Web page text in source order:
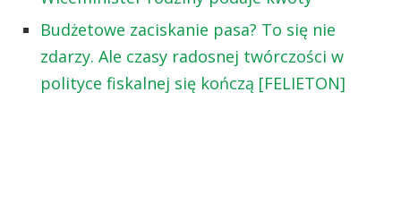
Budżetowe zaciskanie pasa? To się nie
zdarzy. Ale czasy radosnej twórczości w
polityce fiskalnej się kończą [FELIETON]